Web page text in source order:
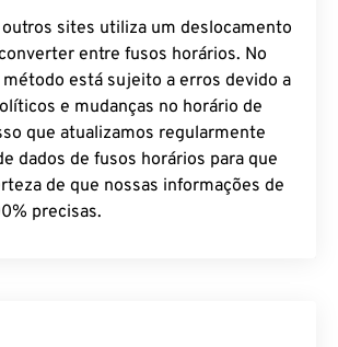
sites utiliza um deslocamento
entre fusos horários. No
está sujeito a erros devido a
e mudanças no horário de
que atualizamos regularmente
dados de fusos horários para que
de que nossas informações de
precisas.